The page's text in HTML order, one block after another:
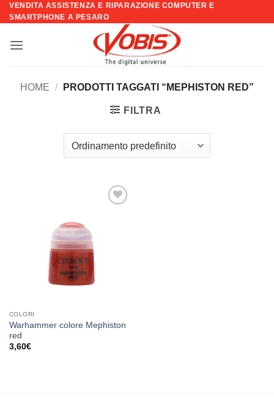
Salta
ai
VENDITA ASSISTENZA E RIPARAZIONE COMPUTER E
SMARTPHONE A PESARO
HOME / PRODOTTI TAGGATI “MEPHISTON RED”
FILTRA
COLORI
Warhammer colore Mephiston
red
3,60€